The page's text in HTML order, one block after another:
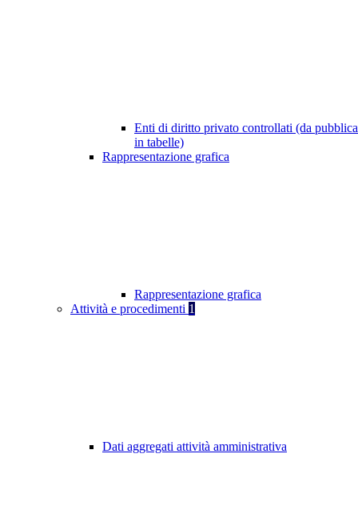
Enti di diritto privato controllati (da
in tabelle)
Rappresentazione grafica
Rappresentazione grafica
Attività e procedimenti 1
Dati aggregati attività amministrativa